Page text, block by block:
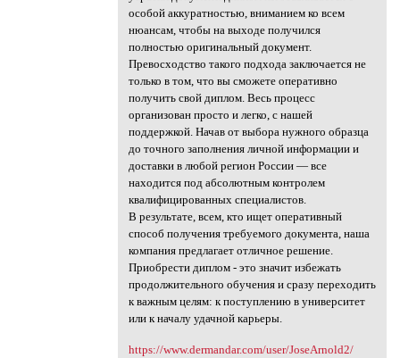
особой аккуратностью, вниманием ко всем
нюансам, чтобы на выходе получился
полностью оригинальный документ.
Превосходство такого подхода заключается не
только в том, что вы сможете оперативно
получить свой диплом. Весь процесс
организован просто и легко, с нашей
поддержкой. Начав от выбора нужного образца
до точного заполнения личной информации и
доставки в любой регион России — все
находится под абсолютным контролем
квалифицированных специалистов.
В результате, всем, кто ищет оперативный
способ получения требуемого документа, наша
компания предлагает отличное решение.
Приобрести диплом - это значит избежать
продолжительного обучения и сразу переходить
к важным целям: к поступлению в университет
или к началу удачной карьеры.
https://www.dermandar.com/user/JoseArnold2/